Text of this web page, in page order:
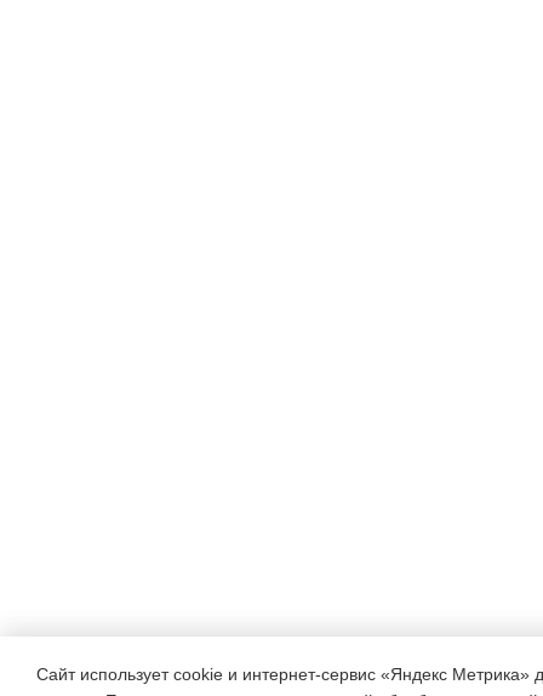
Сайт использует cookie и интернет-сервис «Яндекс Метрика»